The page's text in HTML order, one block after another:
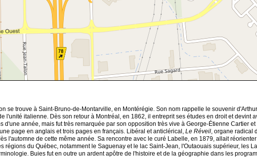
se trouve à Saint-Bruno-de-Montarville, en Montérégie. Son nom rappelle le souvenir
l'unité italienne. Dès son retour à Montréal, en 1862, il entreprit ses études en droit et
d'une année, mais fut très remarquée par son opposition très vive à George-Étienne Cartier
page en anglais et trois pages en français. Libéral et anticlérical, Le Réveil, organe radical
l'automne de cette même année. Sa rencontre avec le curé Labelle, en 1879, allait
régions du Québec, notamment le Saguenay et le lac Saint-Jean, l'Outaouais supérieur,
Buies fut en outre un ardent apôtre de l'histoire et de la géographie dans les